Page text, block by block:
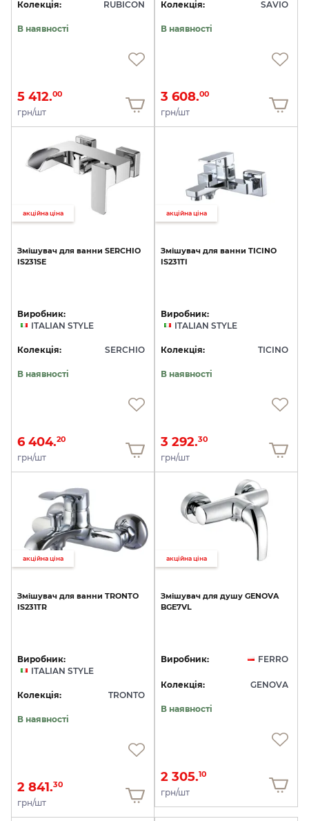
Колекція: RUBICON
В наявності
5 412.00
грн/шт
Колекція: SAVIO
В наявності
3 608.00
грн/шт
акційна ціна
Змішувач для ванни SERCHIO
IS231SE
Виробник:
ITALIAN STYLE
Колекція: SERCHIO
В наявності
6 404.20
грн/шт
акційна ціна
Змішувач для ванни TICINO
IS231TI
Виробник:
ITALIAN STYLE
Колекція: TICINO
В наявності
3 292.30
грн/шт
акційна ціна
Змішувач для ванни TRONTO
IS231TR
Виробник:
ITALIAN STYLE
Колекція: TRONTO
В наявності
2 841.30
грн/шт
акційна ціна
Змішувач для душу GENOVA
BGE7VL
Виробник: FERRO
Колекція: GENOVA
В наявності
2 305.10
грн/шт